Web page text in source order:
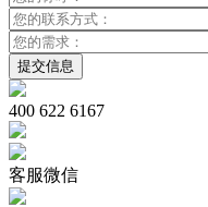
400 622 6167
客服微信